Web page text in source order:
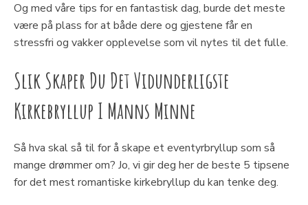
Og med våre tips for en fantastisk dag, burde det meste
være på plass for at både dere og gjestene får en
stressfri og vakker opplevelse som vil nytes til det fulle.
Slik Skaper Du Det Vidunderligste
Kirkebryllup I Manns Minne
Så hva skal så til for å skape et eventyrbryllup som så
mange drømmer om? Jo, vi gir deg her de beste 5 tipsene
for det mest romantiske kirkebryllup du kan tenke deg.